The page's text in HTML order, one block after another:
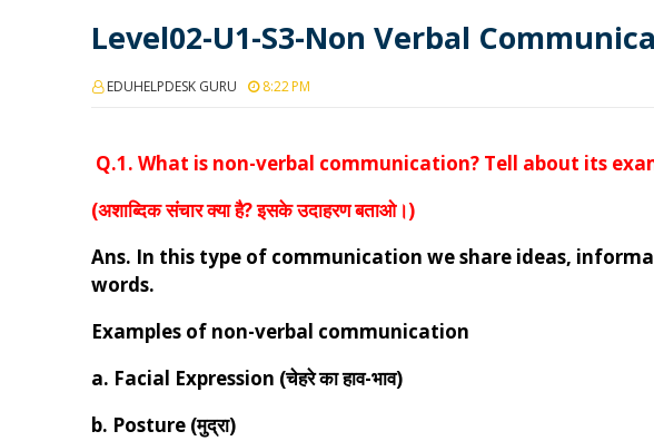
Level02-U1-S3-Non Verbal
EDUHELPDESK GURU 8:22 PM
Q.1. What is non-verbal communication? Tell about its
(अशाब्दिक संचार क्या है? इसके उदाहरण बताओ।)
Ans. In this type of communication we share ideas,
words.
Examples of non-verbal communication
a. Facial Expression (चेहरे का हाव-भाव)
b. Posture (मुद्रा)